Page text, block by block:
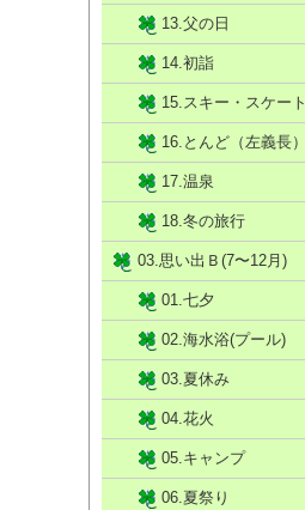
13.父の日
14.初詣
15.スキー・スケート
16.とんど（左義長）
17.温泉
18.冬の旅行
03.思い出Ｂ(7〜12月)
01.七夕
02.海水浴(プール)
03.夏休み
04.花火
05.キャンプ
06.夏祭り